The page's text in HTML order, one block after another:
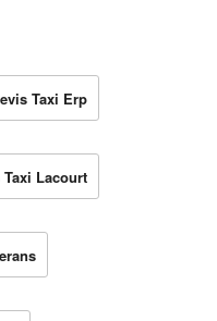
Taxi Erp
Taxi Lacourt